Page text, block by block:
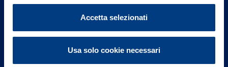
Accetta selezionati
Usa solo cookie necessari
Performances
Press